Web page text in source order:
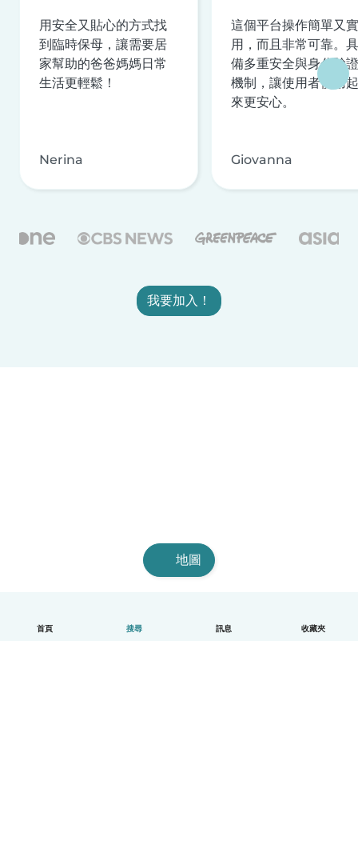
首頁 搜尋 訊息 收藏夾
用安全又貼心的方式找
到臨時保母，讓需要居
家幫助的爸爸媽媽日常
生活更輕鬆！
Nerina
這個平台操作簡單又實
用，而且非常可靠。具
備多重安全與身分驗證
機制，讓使用者使用起
來更安心。
Giovanna
我要加入！
地圖